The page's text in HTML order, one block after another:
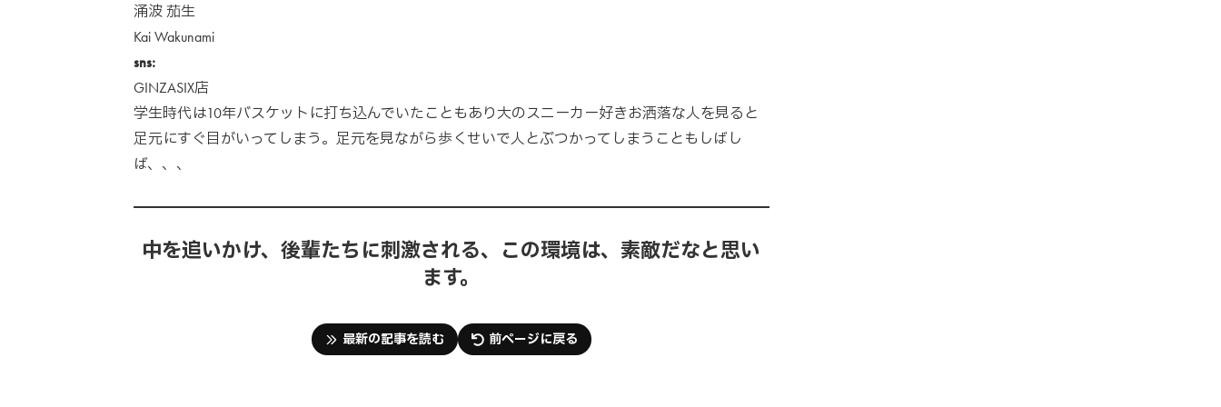
涌波 茄生
Kai Wakunami
sns:
GINZASIX店
学生時代は10年バスケットに打ち込んでいたこともあり大のスニーカー好きお洒落な人を見ると
足元にすぐ目がいってしまう。足元を見ながら歩くせいで人とぶつかってしまうこともしばし
ば、、、
中を追いかけ、後輩たちに刺激される、この環境は、素敵だなと思い
ます。
最新の記事を読む 前ページに戻る